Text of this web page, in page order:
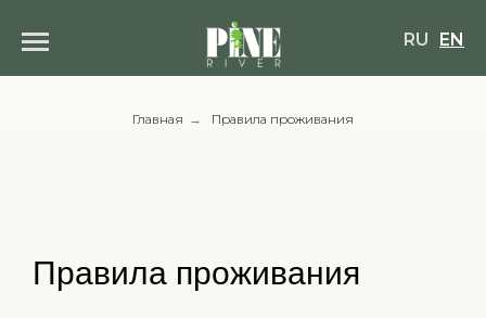
RU EN
Главная → Правила проживания
Правила проживания